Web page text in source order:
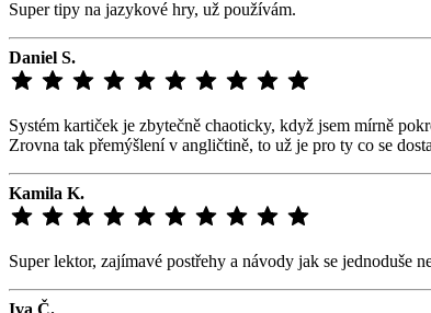
Super tipy na jazykové hry, už používám.
Daniel S.
Systém kartiček je zbytečně chaoticky, když jsem mírně
Zrovna tak přemýšlení v angličtině, to už je pro ty co se
Kamila K.
Super lektor, zajímavé postřehy a návody jak se jednoduše
Iva Č.